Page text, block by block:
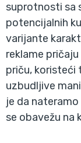
suprotnosti sa
potencijalnih
varijante
reklame
priču, koristeći
uzbudljive
je da
se obavežu na